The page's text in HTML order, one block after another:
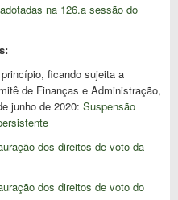
na 126.a sessão do
ficando sujeita a
de Finanças e Administração,
junho de 2020: Suspensão
dos direitos de voto da
dos direitos de voto do